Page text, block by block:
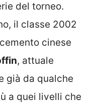
del torneo.
il classe 2002
cinese
, attuale
già da qualche
a quei livelli che